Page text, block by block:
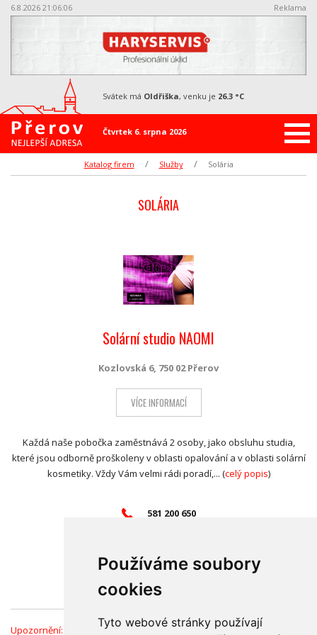
Používáme soubory
cookies
Tyto webové stránky používají
6.8.2026 21:06:06 Reklama
Čtvrtek 6. srpna 2026
svátek má Oldřiška, venku je 26.3 °C
Katalog firem Služby Solária
SOLÁRIA
Solární studio NAOMI
Kozlovská 6, 750 02 Přerov
VÍCE INFORMACÍ
Každá naše pobočka zaměstnává 2 osoby, jako obsluhu studia,
které jsou odborně proškoleny v oblasti opalování a v oblasti solární
kosmetiky. Vždy Vám velmi rádi poradí,... (celý popis)
581 200 650
www.studionaomi.cz
oblíbených
Upozornění: Informace v Katalogu firem jsou ověřené a průběžně